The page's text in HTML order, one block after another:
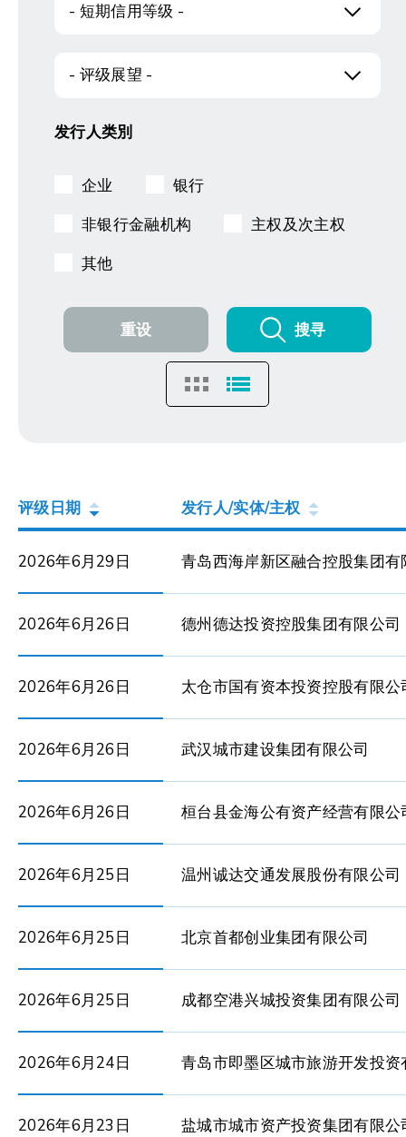
- 短期信用等级 -
- 评级展望 -
发行人类別
企业
银行
非银行金融机构
主权及次主权
其他
重设 搜寻
评级日期 发行人/实体/主权
2026年6月29日 青岛西海岸新区融合控股集团有
2026年6月26日 德州德达投资控股集团有限公司
2026年6月26日 太仓市国有资本投资控股有限公
2026年6月26日 武汉城市建设集团有限公司
2026年6月26日 桓台县金海公有资产经营有限公
2026年6月25日 温州诚达交通发展股份有限公司
2026年6月25日 北京首都创业集团有限公司
2026年6月25日 成都空港兴城投资集团有限公司
2026年6月24日 青岛市即墨区城市旅游开发投资
2026年6月23日 盐城市城市资产投资集团有限公